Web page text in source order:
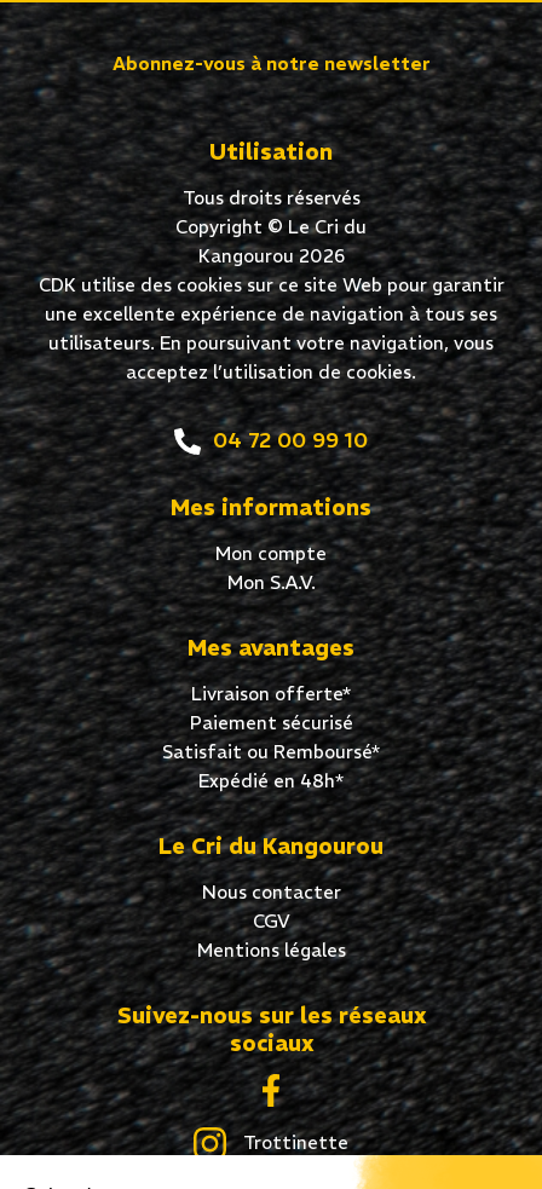
Abonnez-vous à notre newsletter
Utilisation
Tous droits réservés
Copyright © Le Cri du
Kangourou 2026
CDK utilise des cookies sur ce site Web pour garantir
une excellente expérience de navigation à tous ses
utilisateurs. En poursuivant votre navigation, vous
acceptez l’utilisation de cookies.
04 72 00 99 10
Mes informations
Mon compte
Mon S.A.V.
Mes avantages
Livraison offerte*
Paiement sécurisé
Satisfait ou Remboursé*
Expédié en 48h*
Le Cri du Kangourou
Nous contacter
CGV
Mentions légales
Suivez-nous sur les réseaux
sociaux
Trottinette